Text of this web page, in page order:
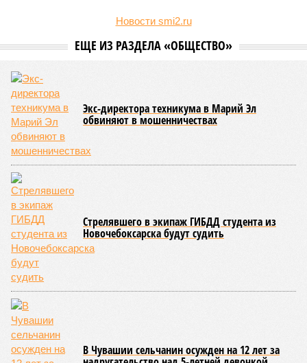
дисциплины в качестве приоритетной, но также утвердили
ведомственных знаков отличия, закрепив
атрибутов на уровне правительства субъекта. Согласно
нагрудные знаки мастера спорта Чувашии международного
класса по керешу, а также мастера спорта Чувашии.
Параллельно с этим разработана полная разрядная сетка
по керешу, охватывающая все ступени от третьего
юношеского разряда до уровня кандидата в мастера
спорта. Такая структура призвана обеспечить системность
в подготовке юных атлетов и создать чёткие ориентиры
для последовательного повышения их квалификации.
Керешу представляет собой традиционное единоборство,
уходящее корнями в культуру чувашского народа. Схватка
проходит следующим образом: соперники располагаются
лицом друг к другу, при этом через пояс каждого из них
перекинуто специальное матерчатое полотенце;
удерживаясь за этот элемент экипировки, борцы вступают
в противоборство, основная задача которого заключается в
том, чтобы опрокинуть противника.